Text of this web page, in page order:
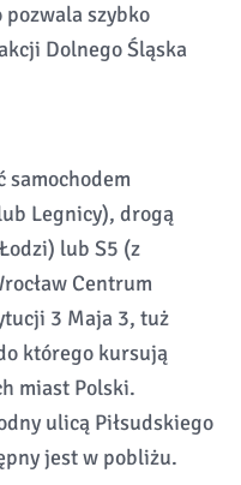
pozwala szybko
Dolnego Śląska
samochodem
Legnicy), drogą
lub S5 (z
Centrum
3 Maja 3, tuż
którego kursują
miast Polski.
ulicą Piłsudskiego
jest w pobliżu.